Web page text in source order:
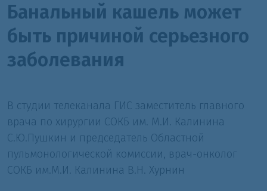
Банальный кашель может
быть причиной серьезного
заболевания
В студии телеканала ГИС заместитель главного
врача по хирургии СОКБ им. М.И. Калинина
С.Ю.Пушкин и председатель Областной
пульмонологической комиссии, врач-онколог
СОКБ им.М.И. Калинина В.Н. Хурнин